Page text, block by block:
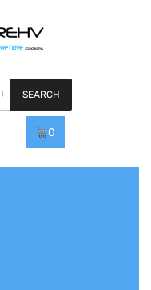
SEARCH
0